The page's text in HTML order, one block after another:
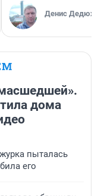
Денис
дома
пыталась
его